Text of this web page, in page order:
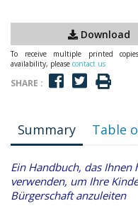
Download
To receive multiple printed
availability, please contact us
SHARE :
Summary Table
Ein Handbuch, das
verwenden, um Ihre
Bürgerschaft anzuleiten